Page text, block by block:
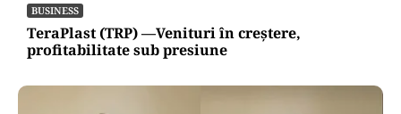
BUSINESS
TeraPlast (TRP) —Venituri în creștere,
profitabilitate sub presiune